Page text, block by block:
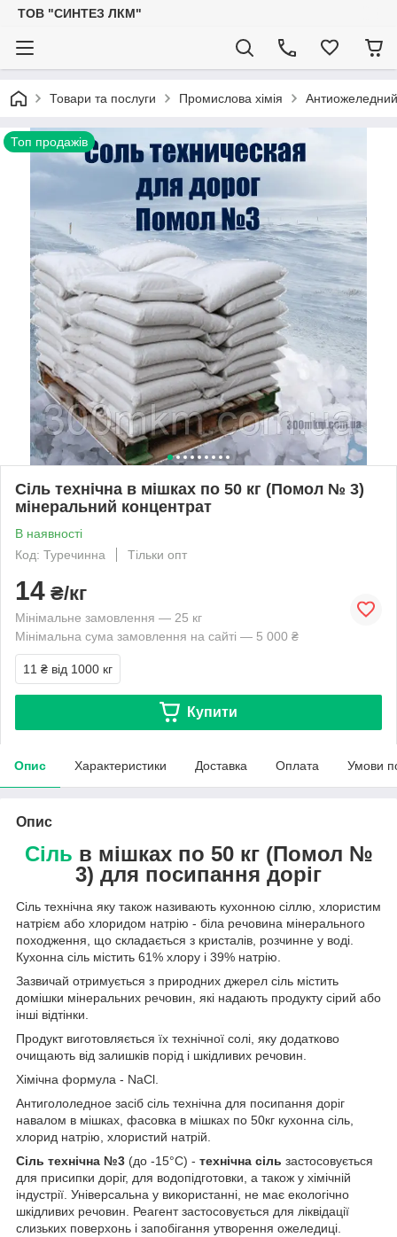
ТОВ "СИНТЕЗ ЛКМ"
Товари та послуги Промислова хімія
Топ продажів
Сіль технічна в мішках по 50 кг (Помол № 3)
мінеральний концентрат
В наявності
Код: Туречинна
Тільки опт
14 ₴/кг
Мінімальне замовлення — 25 кг
Мінімальна сума замовлення на сайті — 5 000 ₴
11 ₴ від 1000 кг
Купити
Опис Характеристики Доставка Оплата Умови
Опис
Сіль в мішках по 50 кг (Помол №
3) для посипання доріг
Сіль технічна яку також називають кухонною сіллю, хлористим
натрієм або хлоридом натрію - біла речовина мінерального
походження, що складається з кристалів, розчинне у воді.
Кухонна сіль містить 61% хлору і 39% натрію.
Зазвичай отримується з природних джерел сіль містить
домішки мінеральних речовин, які надають продукту сірий або
інші відтінки.
Продукт виготовляється їх технічної солі, яку додатково
очищають від залишків порід і шкідливих речовин.
Хімічна формула - NaCl.
Антигололедное засіб сіль технічна для посипання доріг
навалом в мішках, фасовка в мішках по 50кг кухонна сіль,
хлорид натрію, хлористий натрій.
Сіль технічна №3 (до -15°С) - технічна сіль застосовується
для присипки доріг, для водопідготовки, а також у хімічній
індустрії. Універсальна у використанні, не має екологічно
шкідливих речовин. Реагент застосовується для ліквідації
слизьких поверхонь і запобігання утворення ожеледиці.